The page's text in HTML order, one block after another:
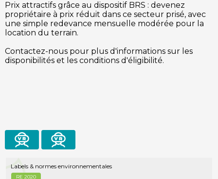
Prix attractifs grâce au dispositif BRS : devenez
propriétaire à prix réduit dans ce secteur prisé, avec
une simple redevance mensuelle modérée pour la
location du terrain.
Contactez-nous pour plus d'informations sur les
disponibilités et les conditions d'éligibilité.
virtuelle
Labels & normes environnementales
RE 2020